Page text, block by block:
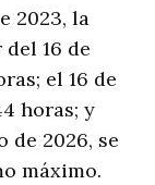
2023, la
16 de
el 16 de
horas; y
de 2026, se
máximo.